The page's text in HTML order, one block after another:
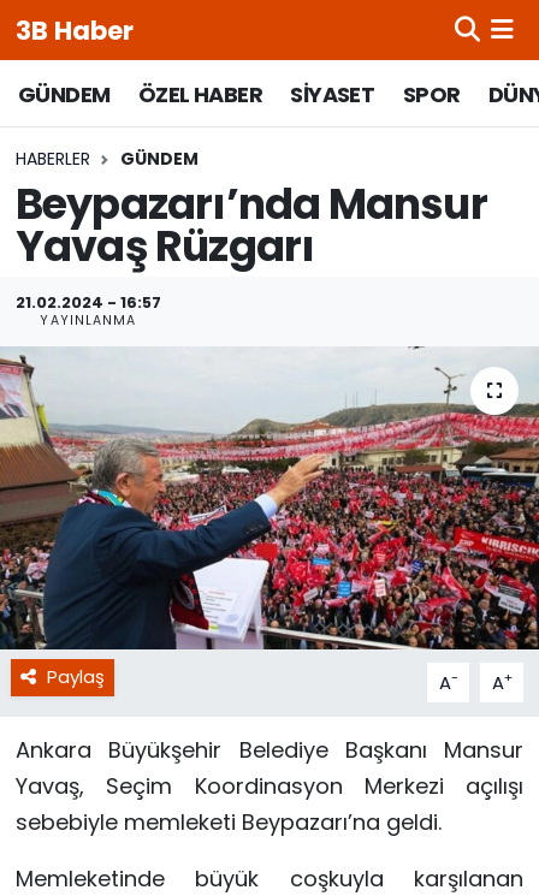
3B Haber
GÜNDEM ÖZEL HABER SİYASET SPOR
HABERLER GÜNDEM
Beypazarı’nda Mansur
Yavaş Rüzgarı
21.02.2024 - 16:57
YAYINLANMA
Paylaş A- A+
Ankara Büyükşehir Belediye Başkanı Mansur
Yavaş, Seçim Koordinasyon Merkezi açılışı
sebebiyle memleketi Beypazarı’na geldi.
Memleketinde büyük coşkuyla karşılanan
Beypazarı Hava Durumu
Beypazarı Trafik Yoğunluk Haritası
Süper Lig Puan Durumu ve Fikstür
Tüm Manşetler